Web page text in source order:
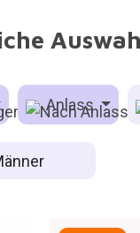
Anlass